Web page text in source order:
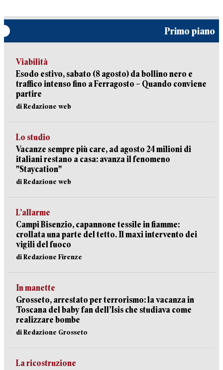
Primo piano
Viabilità
Esodo estivo, sabato (8 agosto) da bollino nero e
traffico intenso fino a Ferragosto – Quando conviene
partire
di Redazione web
Lo studio
Vacanze sempre più care, ad agosto 24 milioni di
italiani restano a casa: avanza il fenomeno
"Staycation"
di Redazione web
L’allarme
Campi Bisenzio, capannone tessile in fiamme:
crollata una parte del tetto. Il maxi intervento dei
vigili del fuoco
di Redazione Firenze
In manette
Grosseto, arrestato per terrorismo: la vacanza in
Toscana del baby fan dell’Isis che studiava come
realizzare bombe
di Redazione Grosseto
La ricostruzione